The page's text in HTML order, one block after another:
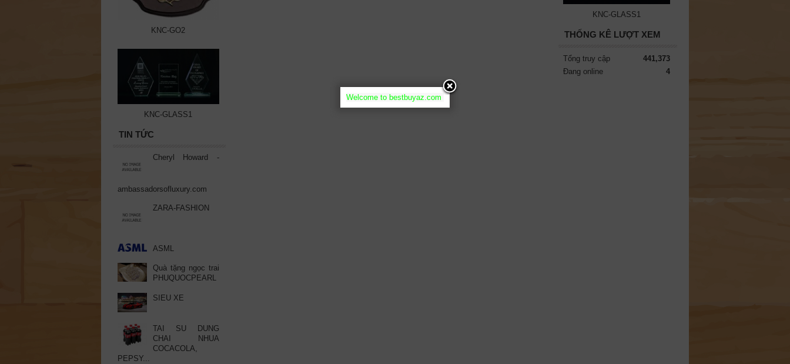
KNC-GLASS1
THỐNG KÊ LƯỢT XEM
Tổng truy cập
441,373
Đang online
4
KNC-GO2
KNC-GLASS1
TIN TỨC
Cheryl Howard -
ambassadorsofluxury.com
ZARA-FASHION
ASML
Quà tặng ngọc trai
PHUQUOCPEARL
SIEU XE
TAI SU DUNG
CHAI NHUA
COCACOLA,
PEPSY...
Welcome to bestbuyaz.com